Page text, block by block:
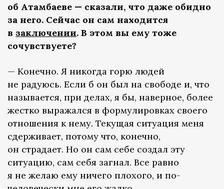
об Атамбаеве — сказали, что даже обидно
за него. Сейчас он сам находится
в заключении. В этом вы ему тоже
сочувствуете?
— Конечно. Я никогда горю людей
не радуюсь. Если б он был на свободе и, что
называется, при делах, я бы, наверное, более
жестко выражался в формулировках своего
отношения к нему. Текущая ситуация меня
сдерживает, потому что, конечно,
он страдает. Но он сам себе создал эту
ситуацию, сам себя загнал. Все равно
я не желаю ему ничего плохого, и по-